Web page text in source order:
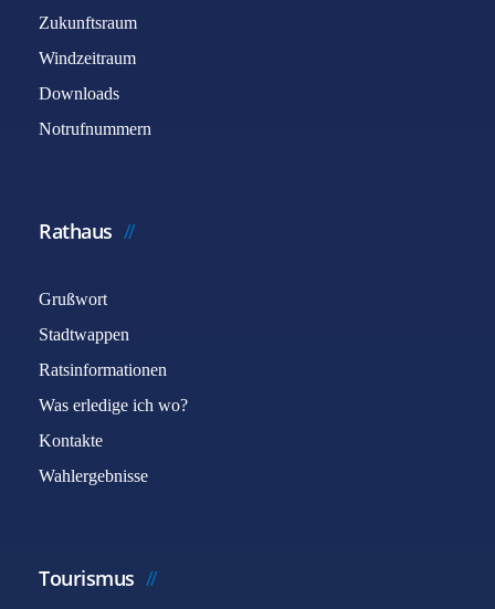
Zukunftsraum
Windzeitraum
Downloads
Notrufnummern
Rathaus
Grußwort
Stadtwappen
Ratsinformationen
Was erledige ich wo?
Kontakte
Wahlergebnisse
Tourismus